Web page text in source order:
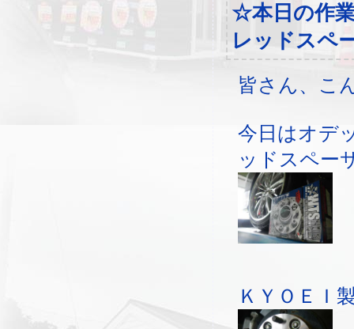
☆本日の作
レッドスペ
皆さん、こ
今日はオデ
ッドスペー
ＫＹＯＥＩ